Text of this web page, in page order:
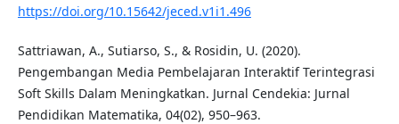
https://doi.org/10.15642/jeced.v1i1.496
Sattriawan, A., Sutiarso, S., & Rosidin, U. (2020).
Pengembangan Media Pembelajaran Interaktif Terintegrasi
Soft Skills Dalam Meningkatkan. Jurnal Cendekia: Jurnal
Pendidikan Matematika, 04(02), 950–963.